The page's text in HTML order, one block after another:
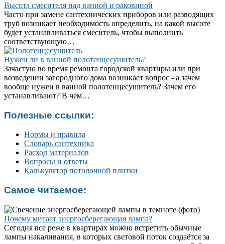
Высота смесителя над ванной и раковиной
Часто при замене сантехнических приборов или разводящих
труб возникает необходимость определить, на какой высоте
будет устанавливаться смеситель, чтобы выполнить
соответствующую…
Нужен ли в ванной полотенцесушитель?
Зачастую во время ремонта городской квартиры или при
возведении загородного дома возникает вопрос - а зачем
вообще нужен в ванной полотенцесушитель? Зачем его
устанавливают? В чем…
Полезные ссылки:
Нормы и правила
Словарь сантехника
Расход материалов
Вопросы и ответы
Калькулятор потолочной плитки
Самое читаемое:
Почему мигает энергосберегающая лампа?
Сегодня все реже в квартирах можно встретить обычные
лампы накаливания, в которых световой поток создаётся за